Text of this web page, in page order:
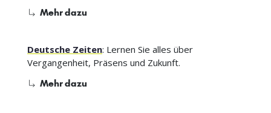
Mehr dazu
Deutsche Zeiten: Lernen Sie alles über
Vergangenheit, Präsens und Zukunft.
Mehr dazu